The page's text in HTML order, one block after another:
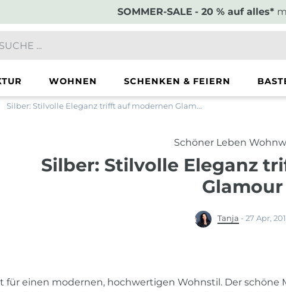
SOMMER-SALE - 20 % auf alles*
WOHNEN SCHENKEN & FEIERN
Silber: Stilvolle Eleganz trifft auf modernen Glam...
Schöner Leben
Silber: Stilvolle Eleganz
Glamour
Tanja - 27 Apr,
für einen modernen, hochwertigen Wohnstil. Der